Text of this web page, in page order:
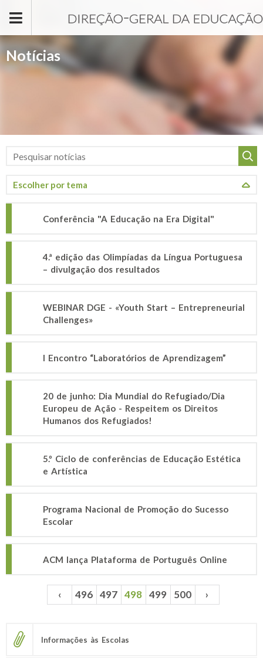
Notícias
Conferência "A Educação na Era Digital"
4.ª edição das Olimpíadas da Língua Portuguesa
– divulgação dos resultados
WEBINAR DGE - «Youth Start – Entrepreneurial
Challenges»
I Encontro “Laboratórios de Aprendizagem”
20 de junho: Dia Mundial do Refugiado/Dia
Europeu de Ação - Respeitem os Direitos
Humanos dos Refugiados!
5.º Ciclo de conferências de Educação Estética
e Artística
Programa Nacional de Promoção do Sucesso
Escolar
ACM lança Plataforma de Português Online
Páginas ‹ 496 497 498 499 500 ›
Informações às Escolas